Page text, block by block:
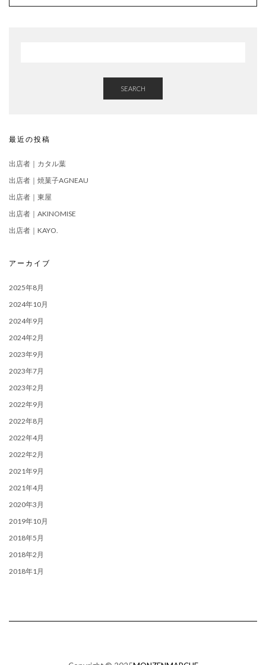
SEARCH
最近の投稿
出店者｜カタル葉
出店者｜焼菓子AGNEAU
出店者｜東屋
出店者｜AKINOMISE
出店者｜KAYO.
アーカイブ
2025年8月
2024年10月
2024年9月
2024年2月
2023年9月
2023年7月
2023年2月
2022年9月
2022年8月
2022年4月
2022年2月
2021年9月
2021年4月
2020年3月
2019年10月
2018年5月
2018年2月
2018年1月